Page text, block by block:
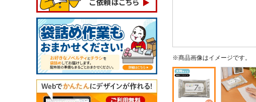
※商品画像はイメージです。